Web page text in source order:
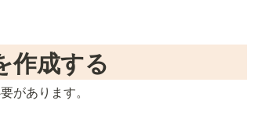
作成する
があります。